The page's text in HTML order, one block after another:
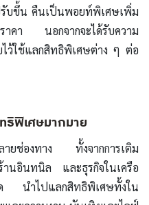
บขึ้น คืนเป็นพอยท์พิเศษเพิ่ม
าคา นอกจากจะได้รับความ
ไว้ใช้แลกสิทธิพิเศษต่าง ๆ ต่อ
ธิพิเศษมากมาย
ลายช่องทาง ทั้งจากการเติม
นอินทนิล และธุรกิจในเครือ
ด นำไปแลกสิทธิพิเศษทั้งใน